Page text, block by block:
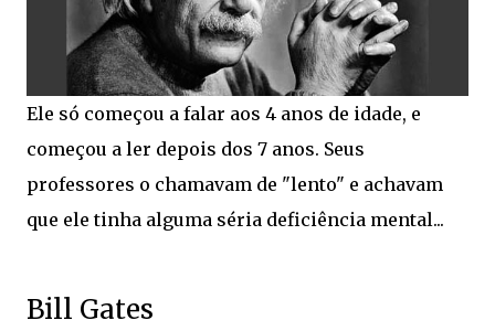
Ele só começou a falar aos 4 anos de idade, e
começou a ler depois dos 7 anos. Seus
professores o chamavam de "lento" e achavam
que ele tinha alguma séria deficiência mental...
Bill Gates